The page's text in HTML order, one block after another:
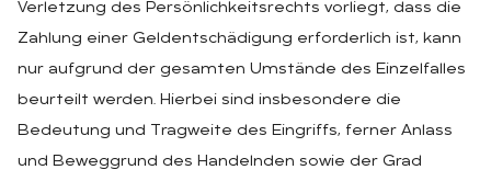
Verletzung des Persönlichkeitsrechts vorliegt, dass die
Zahlung einer Geldentschädigung erforderlich ist, kann
nur aufgrund der gesamten Umstände des Einzelfalles
beurteilt werden. Hierbei sind insbesondere die
Bedeutung und Tragweite des Eingriffs, ferner Anlass
und Beweggrund des Handelnden sowie der Grad